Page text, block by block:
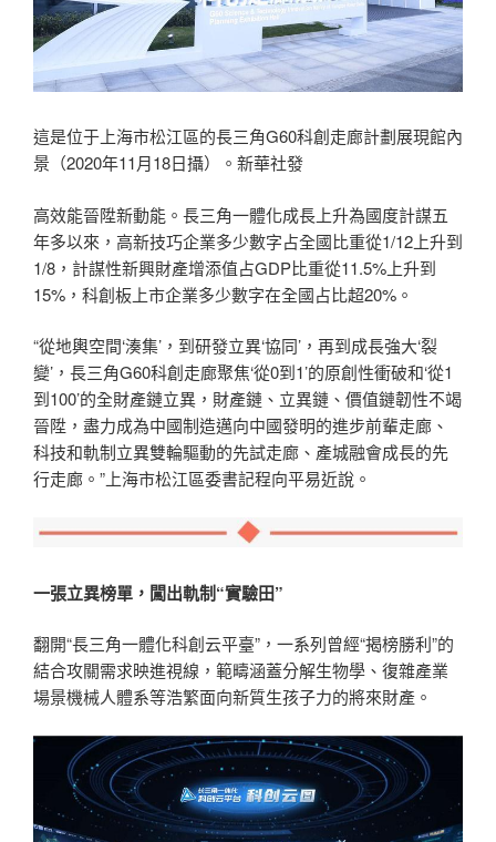
這是位于上海市松江區的長三角G60科創走廊計劃展現館內
景（2020年11月18日攝）。新華社發
高效能晉陞新動能。長三角一體化成長上升為國度計謀五
年多以來，高新技巧企業多少數字占全國比重從1/12上升到
1/8，計謀性新興財產增添值占GDP比重從11.5%上升到
15%，科創板上市企業多少數字在全國占比超20%。
“從地輿空間‘湊集’，到研發立異‘協同’，再到成長強大‘裂
變’，長三角G60科創走廊聚焦‘從0到1’的原創性衝破和‘從1
到100’的全財產鏈立異，財產鏈、立異鏈、價值鏈韌性不竭
晉陞，盡力成為中國制造邁向中國發明的進步前輩走廊、
科技和軌制立異雙輪驅動的先試走廊、產城融會成長的先
行走廊。”上海市松江區委書記程向平易近說。
一張立異榜單，闖出軌制“實驗田”
翻開“長三角一體化科創云平臺”，一系列曾經“揭榜勝利”的
結合攻關需求映進視線，範疇涵蓋分解生物學、復雜產業
場景機械人體系等浩繁面向新質生孩子力的將來財產。